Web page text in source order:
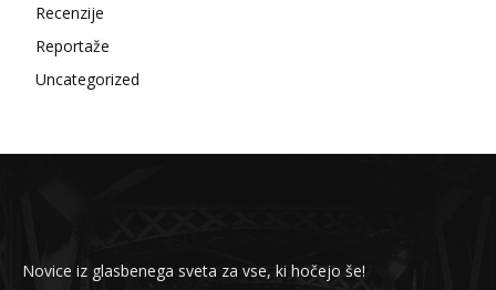
Recenzije
Reportaže
Uncategorized
Novice iz glasbenega sveta za vse, ki hočejo še!